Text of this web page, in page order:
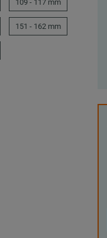
109 - 117 mm
151 - 162 mm